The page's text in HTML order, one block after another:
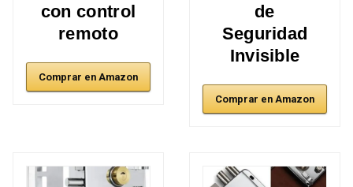
con control
remoto
Comprar en Amazon
de
Seguridad
Invisible
Comprar en Amazon